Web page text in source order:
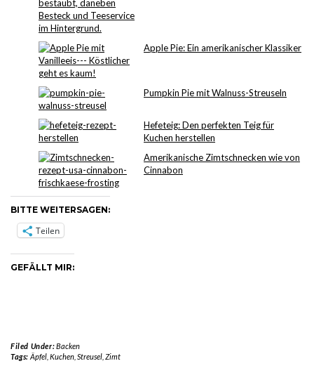
Apple Pie: Ein amerikanischer Klassiker
Pumpkin Pie mit Walnuss-Streuseln
Hefeteig: Den perfekten Teig für
Kuchen herstellen
Amerikanische Zimtschnecken wie von
Cinnabon
BITTE WEITERSAGEN:
Teilen
GEFÄLLT MIR:
Filed Under:Backen
Tags: Äpfel, Kuchen, Streusel, Zimt